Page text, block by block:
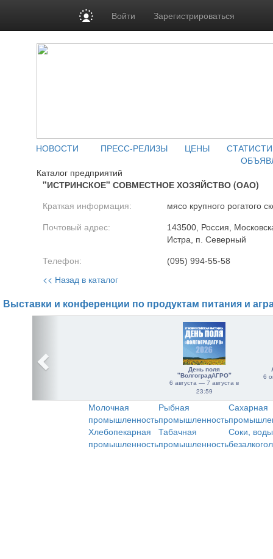
Войти Зарегистрироваться
НОВОСТИ ПРЕСС-РЕЛИЗЫ ЦЕНЫ
Каталог предприятий
"ИСТРИНСКОЕ" СОВМЕСТНОЕ ХОЗЯЙСТВО (ОАО)
Краткая информация: мясо крупного рогатого
Почтовый адрес:
143500, Россия,
Истра, п. Северный
Телефон: (095) 994-55-58
<< Назад в каталог
Выставки и конференции по продуктам питания и
День поля
"ВолгоградАГРО"
6 августа — 7 августа в
23:59
6
Молочная
промышленность
Рыбная
промышленность
Сахарная
Хлебопекарная
промышленность
Табачная
промышленность
Соки,